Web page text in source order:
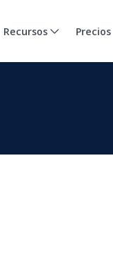
Recursos Precios